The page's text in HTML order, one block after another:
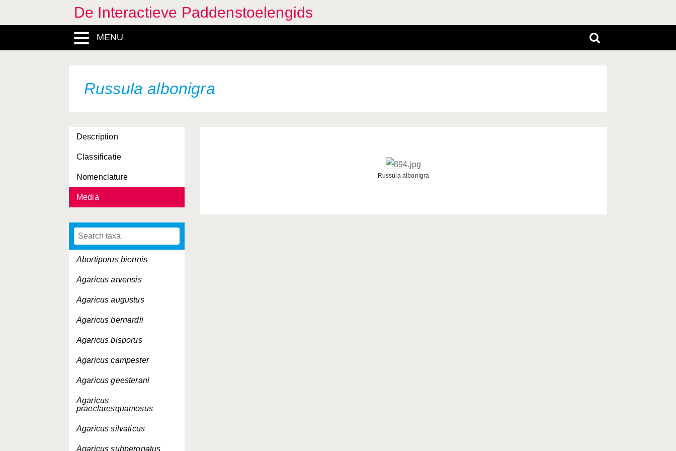
De Interactieve Paddenstoelengids
MENU
Russula albonigra
Description
Classificatie
Nomenclature
Media
Abortiporus biennis
Agaricus arvensis
Agaricus augustus
Agaricus bernardii
Agaricus bisporus
Agaricus campester
Agaricus geesterani
Agaricus
praeclaresquamosus
Agaricus silvaticus
Agaricus subperonatus
Russula albonigra